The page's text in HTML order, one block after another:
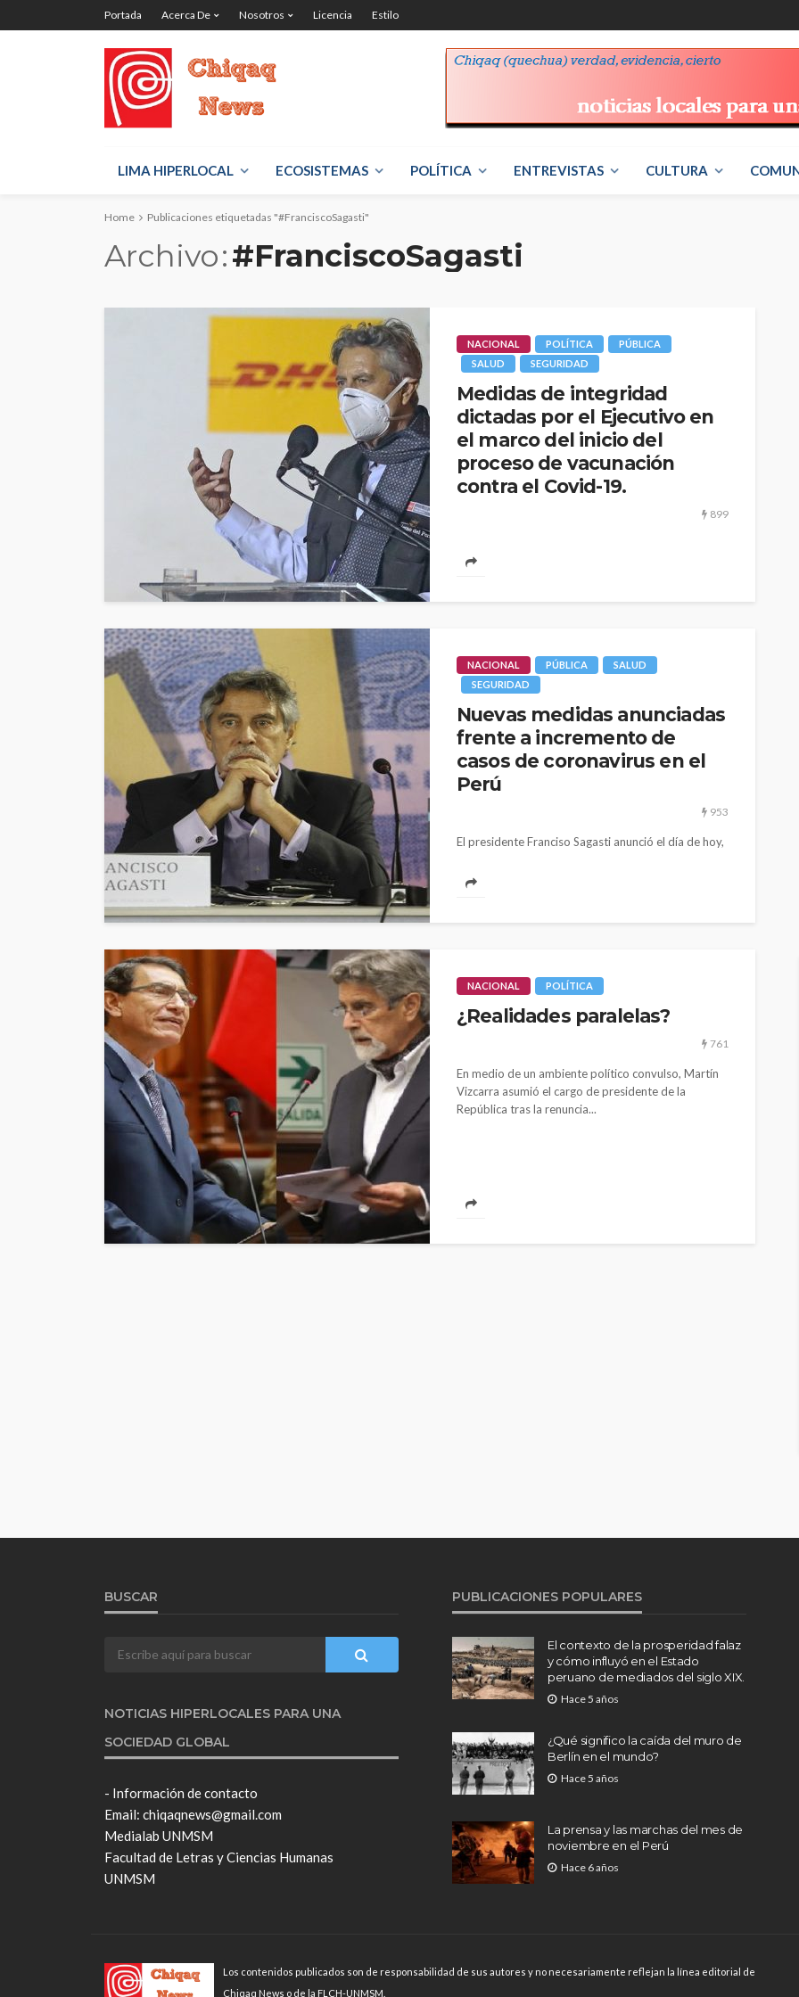
Portada Acerca De Nosotros Licencia Estilo
LIMA HIPERLOCAL ECOSISTEMAS POLÍTICA ENTREVISTAS CULTURA
Home Publicaciones etiquetadas "#FranciscoSagasti"
Archivo #FranciscoSagasti
NACIONAL POLÍTICA
PÚBLICA
SALUD
SEGURIDAD
Medidas de integridad
dictadas por el Ejecutivo en
el marco del inicio del
proceso de vacunación
contra el Covid-19.
899
virus del Covid-19 al Perú, el gobierno de transición
NACIONAL PÚBLICA
SALUD
SEGURIDAD
Nuevas medidas anunciadas
frente a incremento de
casos de coronavirus en el
Perú
953
El presidente Franciso Sagasti anunció el día de hoy,
nuevas...
NACIONAL POLÍTICA
¿Realidades paralelas?
761
En medio de un ambiente político convulso, Martín
Vizcarra asumió el cargo de presidente de la
República tras la renuncia...
POLÍTICA
despedidos en nueva
gestión en IRTP
1.11K
El público como
peruano post pandemia
BUSCAR
NOTICIAS HIPERLOCALES PARA UNA
SOCIEDAD GLOBAL
- Información de contacto
Email: chiqaqnews@gmail.com
Medialab UNMSM
Facultad de Letras y Ciencias Humanas
UNMSM
PUBLICACIONES POPULARES
El contexto de la prosperidad falaz
y cómo influyó en el Estado
peruano de mediados del siglo XIX.
Hace 5 años
¿Qué significo la caída del muro de
Berlín en el mundo?
Hace 5 años
La prensa y las marchas del mes de
noviembre en el Perú
Hace 6 años
Los contenidos publicados son de responsabilidad de sus autores y no necesariamente reflejan la línea editorial de
Chiqaq News o de la FLCH-UNMSM.